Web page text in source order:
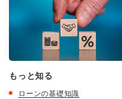
もっと知る
ローンの基礎知識